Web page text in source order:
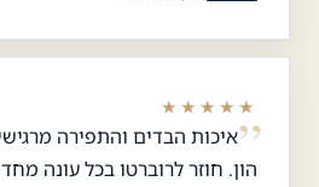
★★★★★
איכות הבדים והתפירה
הון. חוזר לרוברטו בכל עונה